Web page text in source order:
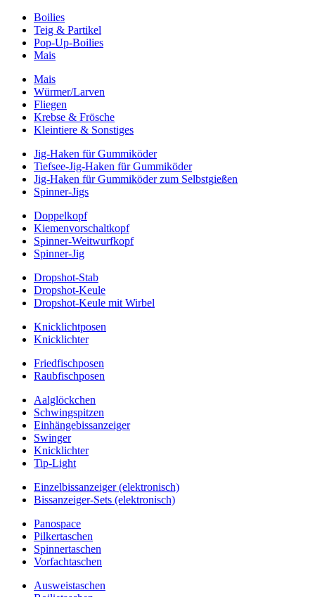
Boilies
Teig & Partikel
Pop-Up-Boilies
Mais
Mais
Würmer/Larven
Fliegen
Krebse & Frösche
Kleintiere & Sonstiges
Jig-Haken für Gummiköder
Tiefsee-Jig-Haken für Gummiköder
Jig-Haken für Gummiköder zum Selbstgießen
Spinner-Jigs
Doppelkopf
Kiemenvorschaltkopf
Spinner-Weitwurfkopf
Spinner-Jig
Dropshot-Stab
Dropshot-Keule
Dropshot-Keule mit Wirbel
Knicklichtposen
Knicklichter
Friedfischposen
Raubfischposen
Aalglöckchen
Schwingspitzen
Einhängebissanzeiger
Swinger
Knicklichter
Tip-Light
Einzelbissanzeiger (elektronisch)
Bissanzeiger-Sets (elektronisch)
Panospace
Pilkertaschen
Spinnertaschen
Vorfachtaschen
Ausweistaschen